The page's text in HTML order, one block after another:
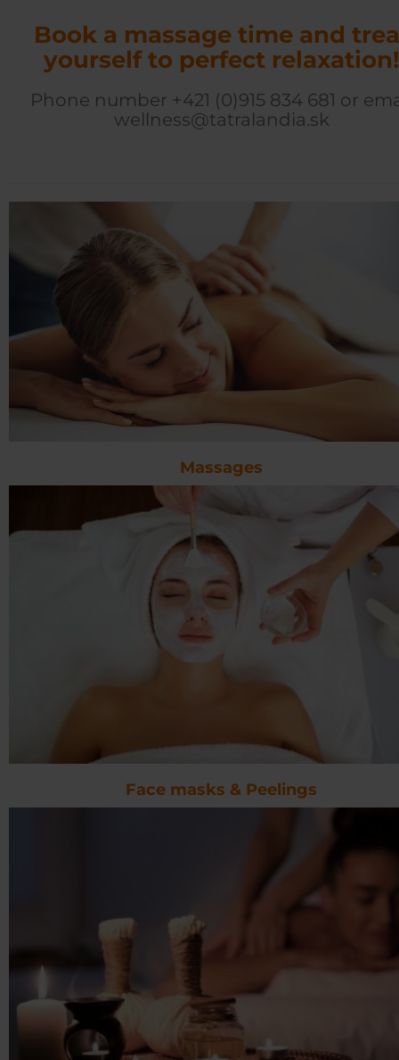
Book a massage time and
yourself to perfect relaxation!
Phone number +421 (0)915 834 681 or
wellness@tatralandia.sk
Massages
Face masks & Peelings